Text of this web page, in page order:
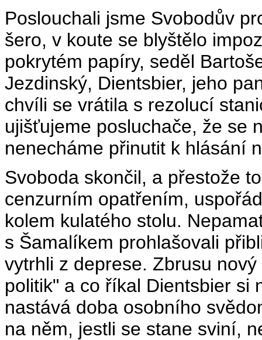
Poslouchali jsme Svobodův
šero, v koute se blyštělo
pokrytém papíry, seděl
Jezdinský, Dientsbier, jeho
chvíli se vrátila s rezolucí
ujišťujeme posluchače, že se
nenecháme přinutit k hlásání
Svoboda skončil, a přestože
cenzurním opatřením,
kolem kulatého stolu.
s Šamalíkem prohlašovali
vytrhli z deprese. Zbrusu
politik" a co říkal Dientsbier si
nastává doba osobního
na něm, jestli se stane sviní,